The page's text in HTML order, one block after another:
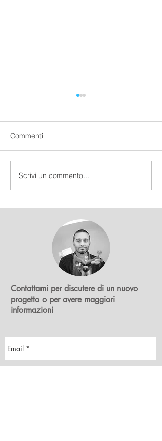
3D Scan Service -
scansione 3D HD
Commenti
Scrivi un commento...
Contattami per discutere di un nuovo
progetto o per avere maggiori
informazioni